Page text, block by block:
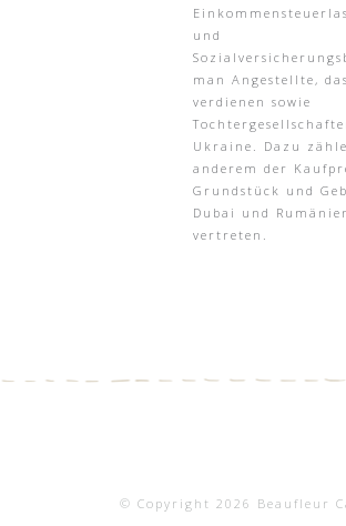
und
man Angestellte,
verdienen sowie
Ukraine. Dazu
anderem der
Grundstück und
Dubai und
vertreten.
© Copyright 2026 Beaufleur